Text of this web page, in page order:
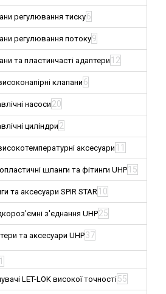
регулювання тиску6
регулювання потоку9
та пластинчасті адаптери 12
клапани 6
насоси 20
циліндри2
аксесуари 11
шланги та фітинги UHP 15
та аксесуари SPIR STAR 10
з'єднання UHP25
та аксесуари UHP37
LET-LOK високої точності55